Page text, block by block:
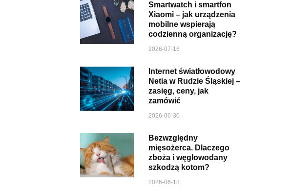
Smartwatch i smartfon
Xiaomi – jak urządzenia
mobilne wspierają
codzienną organizację?
2026-07-16
Internet światłowodowy
Netia w Rudzie Śląskiej –
zasięg, ceny, jak
zamówić
2026-06-30
Bezwzględny
mięsożerca. Dlaczego
zboża i węglowodany
szkodzą kotom?
2026-06-18